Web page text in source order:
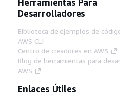
Herramientas Para
Desarrolladores
Biblioteca de ejemplos de
AWS CLI
Centro de creadores en AWS
Blog de herramientas para
AWS
Enlaces Útiles